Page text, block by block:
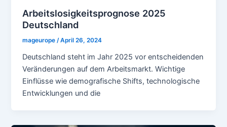
Arbeitslosigkeitsprognose 2025
Deutschland
mageurope/April 26, 2024
Deutschland steht im Jahr 2025 vor entscheidenden
Veränderungen auf dem Arbeitsmarkt. Wichtige
Einflüsse wie demografische Shifts, technologische
Entwicklungen und die